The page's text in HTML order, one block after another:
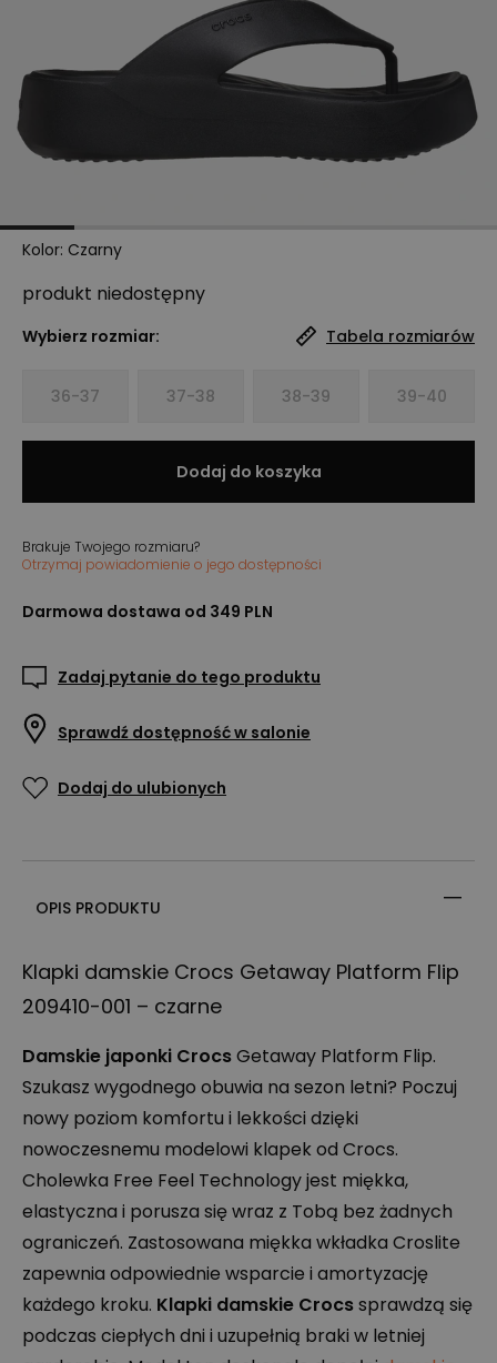
Kolor: Czarny
produkt niedostępny
Wybierz rozmiar: Tabela rozmiarów
36-37 37-38 38-39 39-40
Dodaj do koszyka
Brakuje Twojego rozmiaru?
Otrzymaj powiadomienie o jego dostępności
Darmowa dostawa od 349 PLN
Zadaj pytanie do tego produktu
Sprawdź dostępność w salonie
Dodaj do ulubionych
OPIS PRODUKTU
Klapki damskie Crocs Getaway Platform Flip
209410-001 – czarne
Damskie japonki CrocsGetaway Platform Flip.
Szukasz wygodnego obuwia na sezon letni? Poczuj
nowy poziom komfortu i lekkości dzięki
nowoczesnemu modelowi klapek od Crocs.
Cholewka Free Feel Technology jest miękka,
elastyczna i porusza się wraz z Tobą bez żadnych
ograniczeń. Zastosowana miękka wkładka Croslite
zapewnia odpowiednie wsparcie i amortyzację
każdego kroku. Klapki damskie Crocssprawdzą się
podczas ciepłych dni i uzupełnią braki w letniej